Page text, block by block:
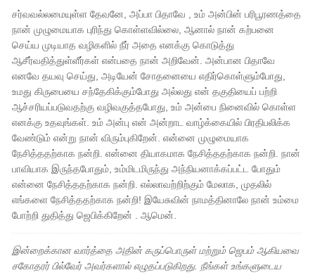
சர்வவல்லமையுள்ள தேவனே, அப்பா பிதாவே , உம் அன்பின் பரிபூரணத்தை
நான் முழுமையாக புரிந்து கொள்ளவில்லை, ஆனால் நான் கற்பனை
செய்ய முடியாத வழிகளில் நீர் அதை எனக்கு கொடுத்து
ஆசீர்வதித்துள்ளீர்கள் என்பதை நான் அறிவேன். அன்பான பிதாவே
எனவே தயவு செய்து, அடியேன் சோதனையை எதிர்கொள்ளும்போது, ​​
உமது கிருபையை சந்தேகிக்கும்போது அல்லது என் தகுதியைப் பற்றி
ஆச்சரியப்படுவதற்கு வழிவகுத்தபோது, ​​​​உம் அன்பை நினைவில் கொள்ள
எனக்கு உதவுங்கள். உம் அன்பு என் அன்றாட வாழ்க்கையில் பிரதிபலிக்க
வேண்டும் என்று நான் விரும்புகிறேன். என்னை முழுமையாக
நேசித்ததற்காக நன்றி. என்னை தியாகமாக நேசித்ததற்காக நன்றி. நான்
பாவியாக இருந்தபோதும், உம்மிடமிருந்து அந்நியனாக்கப்பட்ட போதும்
என்னை நேசித்ததற்காக நன்றி. எல்லாவற்றிற்கும் மேலாக, முதலில்
எங்களை நேசித்ததற்காக நன்றி! இயேசுவின் நாமத்தினாலே நான் உம்மை
போற்றி துதித்து ஜெபிக்கிறேன் . ஆமென்.
இன்றைக்கான வார்த்தை அதின் கருப்பொருள் மற்றும் ஜெபம் ஆகியவை
சகோதரர் பில்வேர் அவர்களால் எழுதப்படுகிறது. நீங்கள் உங்களுடைய